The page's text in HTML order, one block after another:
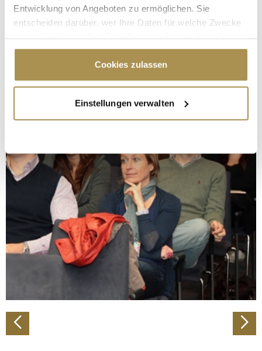
Entwicklung von Angeboten zu ermöglichen. Sie
entscheiden darüber, wer Ihre Daten für welche Zwecke
Cookie-Erklärung oder durch Klicken auf das Privacy
Trigger Symbol ändern oder widerrufen
Informationen über Ihre geografische Lage
erfassen, welche bis auf einige Meter genau sein
bestimmten Merkmalen (Fingerprinting) identifizieren
Erfahren Sie mehr darüber, wie Ihre persönlichen Daten
verarbeitet werden, und legen Sie Ihre Präferenzen im
Abschnitt Einzelheiten
fest.
Wir verwenden Cookies, um Inhalte und Anzeigen zu
personalisieren, Funktionen für soziale Medien anbieten
zu können und die Zugriffe auf unsere Website zu
analysieren. Außerdem geben wir Informationen zu Ihrer
Verwendung unserer Website an unsere Partner für
Partner führen diese Informationen möglicherweise mit
weiteren Daten zusammen, die Sie ihnen bereitgestellt
Cookies zulassen
Einstellungen verwalten